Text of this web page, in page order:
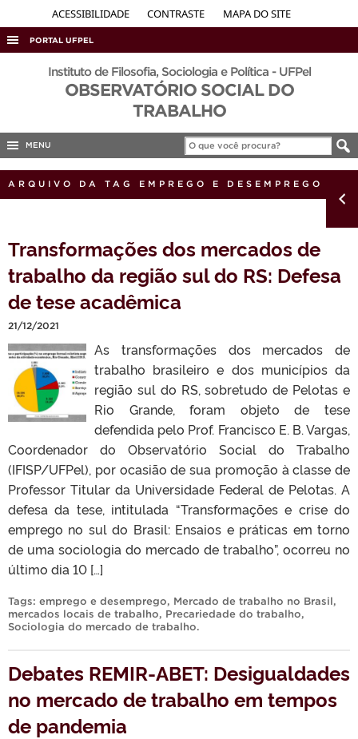
ACESSIBILIDADE CONTRASTE MAPA DO SITE
PORTAL UFPEL
ACESSO À INFORMAÇÃO
AUDITORIA
CONCURSOS
PORTARIAS
TELEFONES
Instituto de Filosofia, Sociologia e Política - UFPel
OBSERVATÓRIO SOCIAL DO
TRABALHO
MENU
ARQUIVO DA TAG EMPREGO E DESEMPREGO
Transformações dos mercados de
trabalho da região sul do RS: Defesa
de tese acadêmica
21/12/2021
As transformações dos mercados de
trabalho brasileiro e dos municípios da
região sul do RS, sobretudo de Pelotas e
Rio Grande, foram objeto de tese
defendida pelo Prof. Francisco E. B. Vargas,
Coordenador do Observatório Social do Trabalho
(IFISP/UFPel), por ocasião de sua promoção à classe de
Professor Titular da Universidade Federal de Pelotas. A
defesa da tese, intitulada “Transformações e crise do
emprego no sul do Brasil: Ensaios e práticas em torno
de uma sociologia do mercado de trabalho”, ocorreu no
último dia 10 […]
Tags: emprego e desemprego, Mercado de trabalho no Brasil,
mercados locais de trabalho, Precariedade do trabalho,
Sociologia do mercado de trabalho.
Debates REMIR-ABET: Desigualdades
no mercado de trabalho em tempos
de pandemia